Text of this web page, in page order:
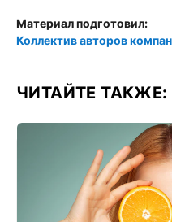
Материал подготовил:
Коллектив авторов
ЧИТАЙТЕ ТАКЖЕ: